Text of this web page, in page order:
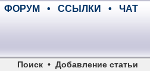
ФОРУМ • ССЫЛКИ • ЧАТ
Поиск • Добавление статьи